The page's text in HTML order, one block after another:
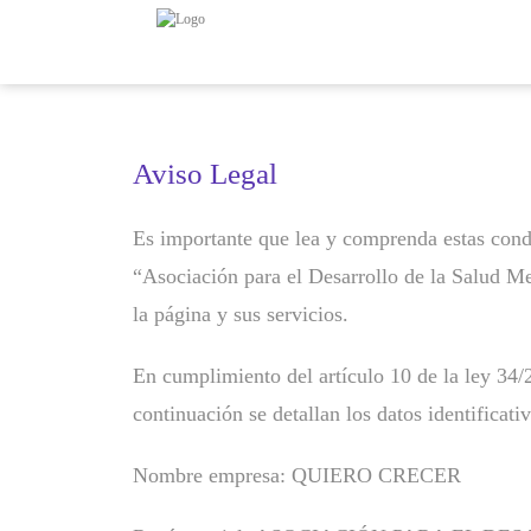
Aviso Legal
Es importante que lea y comprenda estas
“Asociación para el Desarrollo de la Salud
la página y sus servicios.
En cumplimiento del artículo 10 de la ley
continuación se detallan los datos
Nombre empresa: QUIERO CRECER